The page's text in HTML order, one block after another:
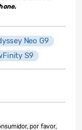
Neo G9
S9
por favor,